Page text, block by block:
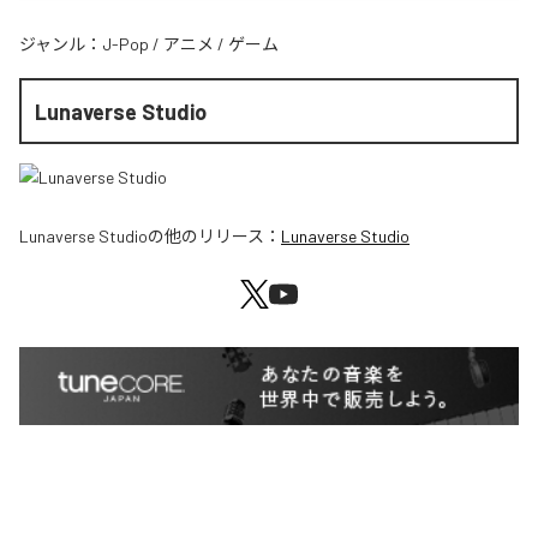
ジャンル： J-Pop / アニメ / ゲーム
Lunaverse Studio
Lunaverse Studioの他のリリース： Lunaverse Studio